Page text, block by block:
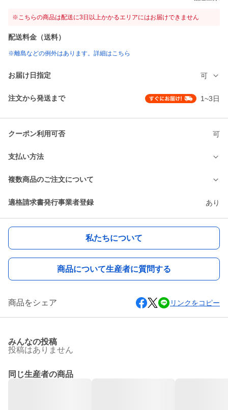
※こちらの商品は配送に3日以上かかるエリアにはお届けできません
配送料金（送料）
※離島などの例外はあります。詳細はこちら
お届け日指定 可
注文から発送まで 1~3日
クーポン利用可否 可
支払い方法
複数商品のご注文について
適格請求書発行事業者登録 あり
私たちについて
商品について生産者に質問する
商品をシェア リンクをコピー
みんなの投稿
投稿はありません
同じ生産者の商品